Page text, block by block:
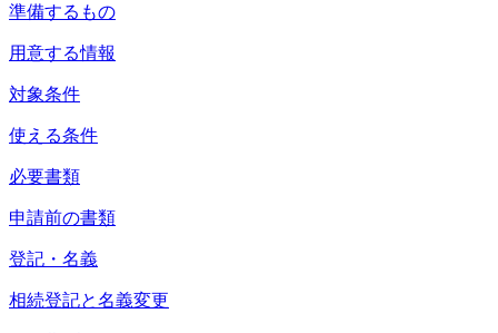
準備するもの
用意する情報
対象条件
使える条件
必要書類
申請前の書類
登記・名義
相続登記と名義変更